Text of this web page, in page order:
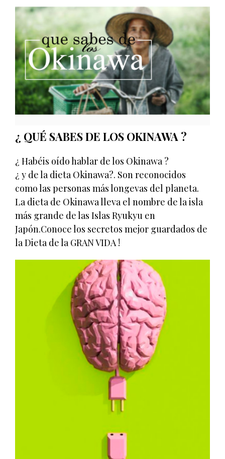
¿ QUÉ SABES DE LOS OKINAWA ?
¿ Habéis oído hablar de los Okinawa ?
¿ y de la dieta Okinawa?. Son reconocidos
como las personas más longevas del planeta.
La dieta de Okinawa lleva el nombre de la isla
más grande de las Islas Ryukyu en
Japón.Conoce los secretos mejor guardados de
la Dieta de la GRAN VIDA !